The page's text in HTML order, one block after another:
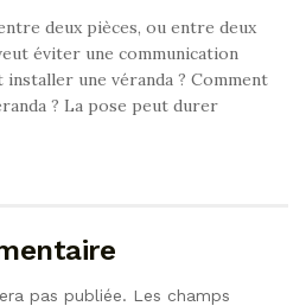
deux pièces, ou entre deux
éviter une communication
une véranda ? Comment
? La pose peut durer
pas publiée. Les champs